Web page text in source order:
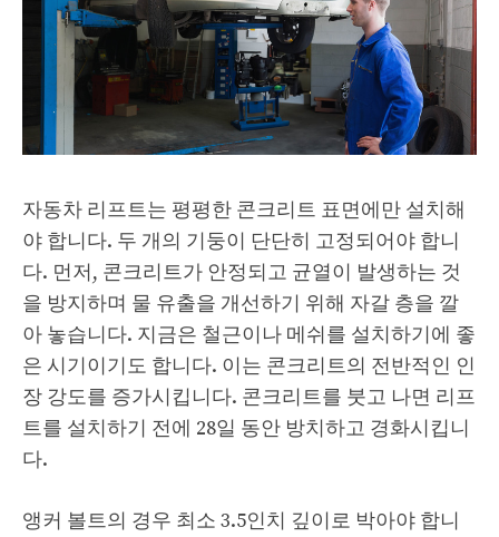
자동차 리프트는 평평한 콘크리트 표면에만 설치해
야 합니다. 두 개의 기둥이 단단히 고정되어야 합니
다. 먼저, 콘크리트가 안정되고 균열이 발생하는 것
을 방지하며 물 유출을 개선하기 위해 자갈 층을 깔
아 놓습니다. 지금은 철근이나 메쉬를 설치하기에 좋
은 시기이기도 합니다. 이는 콘크리트의 전반적인 인
장 강도를 증가시킵니다. 콘크리트를 붓고 나면 리프
트를 설치하기 전에 28일 동안 방치하고 경화시킵니
다.
앵커 볼트의 경우 최소 3.5인치 깊이로 박아야 합니